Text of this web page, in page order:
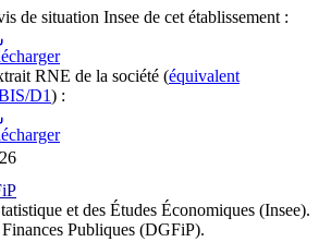
de situation Insee de cet établissement :
RNE de la société (équivalent
D1) :
et des Études Économiques (Insee).
Publiques (DGFiP).